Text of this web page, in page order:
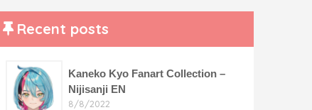
Recent posts
Kaneko Kyo Fanart Collection –
Nijisanji EN
8/8/2022